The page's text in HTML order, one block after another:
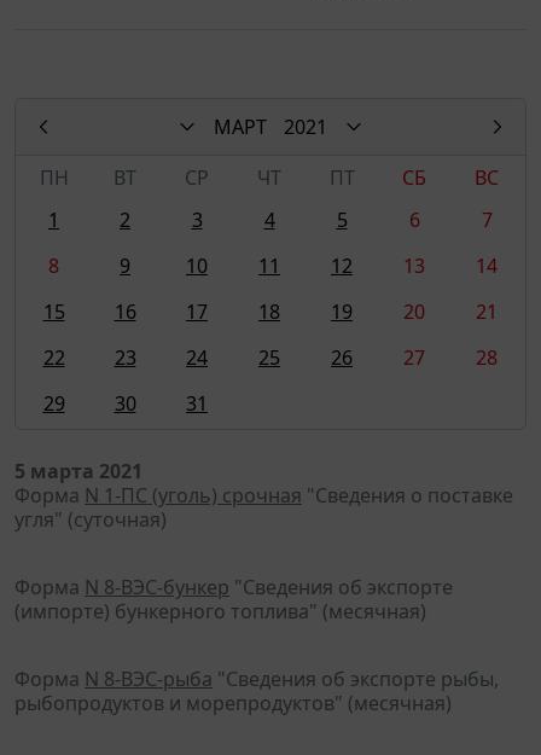
МАРТ
2021
ПН
ВТ СР ЧТ ПТ СБ
ВС
1
2 3 4 5 6
7
8
9 10 11 12 13
14
15
16 17 18 19 20
21
22
23 24 25 26 27
28
29
30 31
5 марта 2021
Форма N 1-ПС (уголь) срочная "Сведения о поставке
угля" (суточная)
Форма N 8-ВЭС-бункер "Сведения об экспорте
(импорте) бункерного топлива" (месячная)
Форма N 8-ВЭС-рыба "Сведения об экспорте рыбы,
рыбопродуктов и морепродуктов" (месячная)